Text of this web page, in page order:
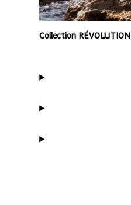
Collection RÉVOLUTION